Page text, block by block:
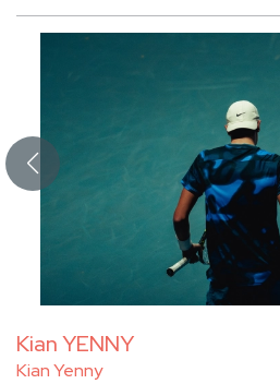
Kian YENNY
Kian Yenny